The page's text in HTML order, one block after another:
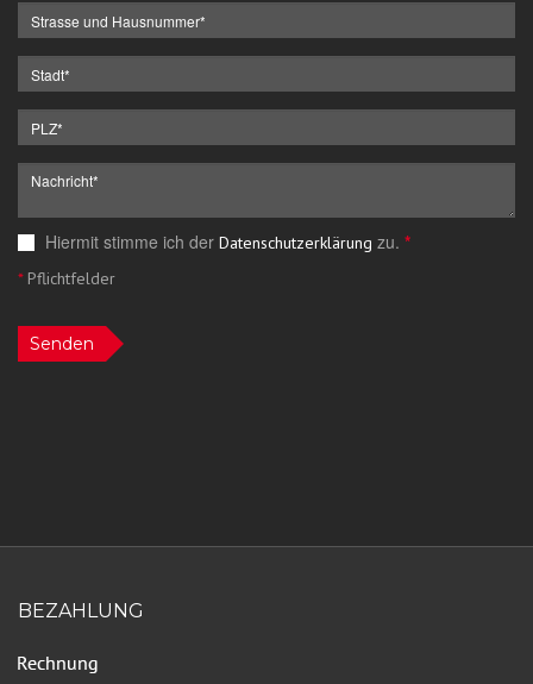
Hiermit stimme ich der Datenschutzerklärung zu. *
*Pflichtfelder
Senden
BEZAHLUNG